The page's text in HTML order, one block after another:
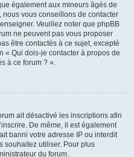
également aux mineurs âgés de
nous vous conseillons de contacter
Veuillez noter que phpBB
ne peuvent pas vous proposer
être contactés à ce sujet, excepté
« Qui dois-je contacter à propos de
à ce forum ? ».
ait désactivé les inscriptions afin
De même, il est également
banni votre adresse IP ou interdit
souhaitez utiliser. Pour plus
du forum.